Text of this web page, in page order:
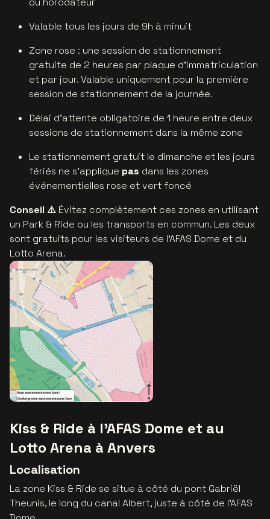
Valable tous les jours de 9h à minuit
Zone rose : une session de stationnement
gratuite de 2 heures par plaque d'immatriculation
et par jour. Valable uniquement pour la première
session de stationnement de la journée.
Délai d’attente obligatoire de 1 heure entre deux
sessions de stationnement dans la même zone
Le stationnement gratuit le dimanche et les jours
fériés ne s'applique pas dans les zones
événementielles rose et vert foncé
Conseil ⚠️ Évitez complètement ces zones en utilisant
un Park & Ride ou les transports en commun. Les deux
sont gratuits pour les visiteurs de l’AFAS Dome et du
Lotto Arena.
Kiss & Ride à l’AFAS Dome et au
Lotto Arena à Anvers
Localisation
La zone Kiss & Ride se situe à côté du pont Gabriël
Theunis, le long du canal Albert, juste à côté de l’AFAS